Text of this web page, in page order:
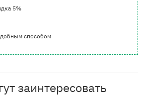
5%
способом
заинтересовать